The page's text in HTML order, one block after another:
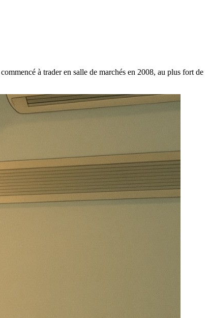
à trader en salle de marchés en 2008, au plus fort de